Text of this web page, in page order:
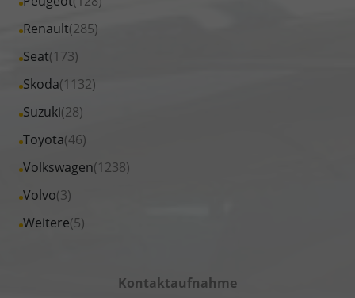
Nissan
anzeigen
Opel
anzeigen
Fahrzeuge
Peugeot
anzeigen
Renault(285)
Alle
Fahrzeuge
Renault
anzeigen
Seat(173)
Alle
Fahrzeuge
Seat
anzeigen
Skoda(1132)
Alle
Fahrzeuge
Skoda
anzeigen
Suzuki(28)
Alle
Fahrzeuge
Suzuki
anzeigen
Toyota(46)
Alle
Fahrzeuge
Toyota
anzeigen
Volkswagen(1238)
Alle
Fahrzeuge
Volkswagen
Volvo(3)
Alle
Fahrzeuge
Weitere(5)
Alle
Kontaktaufnahme